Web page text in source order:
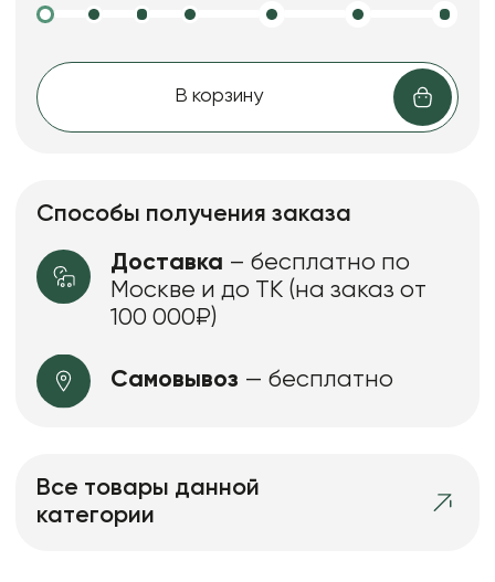
В корзину
Способы получения заказа
Доставка – бесплатно по
Москве и до ТК (на заказ от
100 000₽)
Самовывоз — бесплатно
Все товары данной
категории